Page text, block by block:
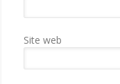
Site web